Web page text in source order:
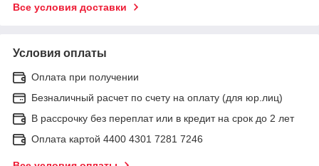
Все условия доставки
Условия оплаты
Оплата при получении
Безналичный расчет по счету на оплату (для юр.лиц)
В рассрочку без переплат или в кредит на срок до 2 лет
Оплата картой 4400 4301 7281 7246